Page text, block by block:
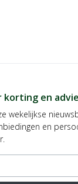
korting en
wekelijkse
en